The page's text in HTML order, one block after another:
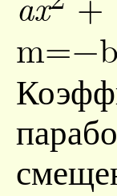
m=−b